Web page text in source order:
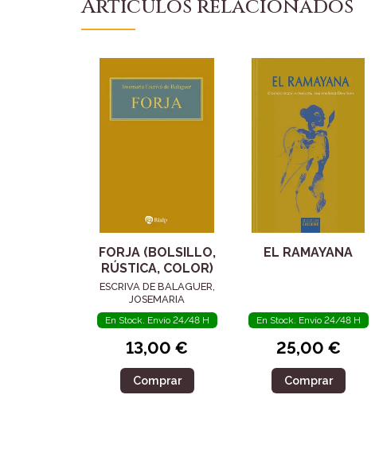
Artículos relacionados
FORJA (BOLSILLO,
RÚSTICA, COLOR)
ESCRIVA DE BALAGUER,
JOSEMARIA
En Stock. Envío 24/48 H
13,00 €
Comprar
EL RAMAYANA
En Stock. Envío 24/48 H
25,00 €
Comprar